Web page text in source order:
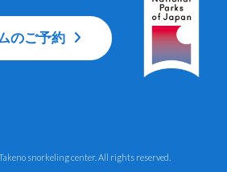
のご予約
snorkeling center. All rights reserved.